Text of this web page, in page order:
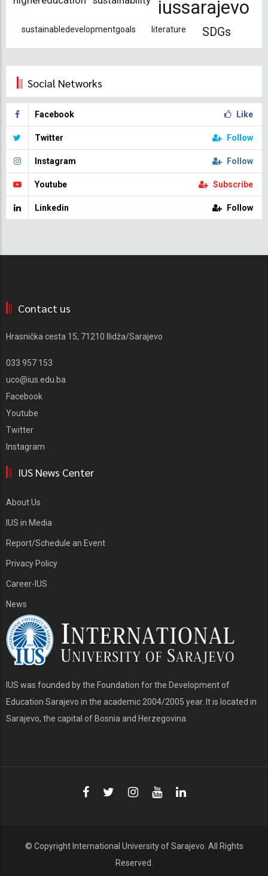
iussarajevo
sustainabledevelopmentgoals literature SDGs
Social Networks
Facebook Like
Twitter Follow
Instagram Follow
Youtube Subscribe
Linkedin Follow
Contact us
Hrasnička cesta 15, 71210 Ilidža/Sarajevo
033 957 153
uco@ius.edu.ba
Facebook
Youtube
Twitter
Instagram
IUS News Center
About Us
IUS in Media
Report/Schedule an Event
Privacy Policy
Career-IUS
News
IUS was founded by the Foundation for the Development of
Education Sarajevo in the academic 2004/2005 year. It is located in
Sarajevo, the capital of Bosnia and Herzegovina.
© Copyright International University of Sarajevo. All Rights
Reserved.